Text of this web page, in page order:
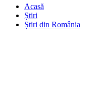
Acasă
Știri
Știri din România